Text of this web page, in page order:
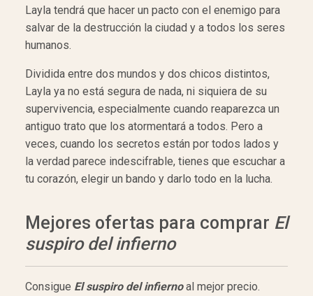
Layla tendrá que hacer un pacto con el enemigo para
salvar de la destrucción la ciudad y a todos los seres
humanos.
Dividida entre dos mundos y dos chicos distintos,
Layla ya no está segura de nada, ni siquiera de su
supervivencia, especialmente cuando reaparezca un
antiguo trato que los atormentará a todos. Pero a
veces, cuando los secretos están por todos lados y
la verdad parece indescifrable, tienes que escuchar a
tu corazón, elegir un bando y darlo todo en la lucha.
Mejores ofertas para comprar El
suspiro del infierno
Consigue El suspiro del infiernoal mejor precio.